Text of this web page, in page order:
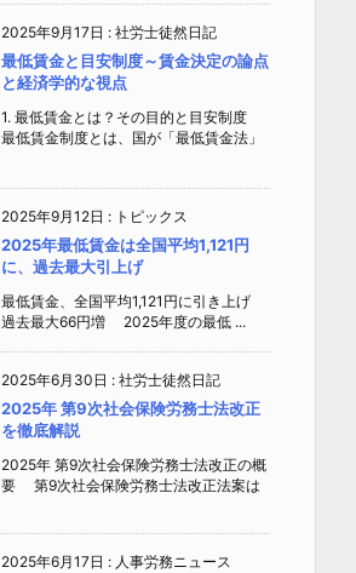
2025年9月17日 : 社労士徒然日記
最低賃金と目安制度～賃金決定の論点
と経済学的な視点
1. 最低賃金とは？その目的と目安制度
最低賃金制度とは、国が「最低賃金法」
2025年9月12日 : トピックス
2025年最低賃金は全国平均1,121円
に、過去最大引上げ
最低賃金、全国平均1,121円に引き上げ
過去最大66円増 2025年度の最低 ...
2025年6月30日 : 社労士徒然日記
2025年 第9次社会保険労務士法改正
を徹底解説
2025年 第9次社会保険労務士法改正の概
要 第9次社会保険労務士法改正法案は
2025年6月17日 : 人事労務ニュース